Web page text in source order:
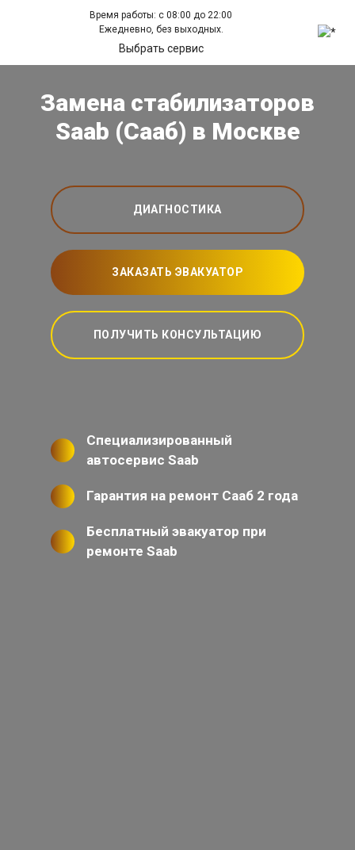
Время работы: с 08:00 до 22:00
Ежедневно, без выходных.
Выбрать сервис
Замена стабилизаторов
Saab (Сааб) в Москве
ДИАГНОСТИКА
ЗАКАЗАТЬ ЭВАКУАТОР
ПОЛУЧИТЬ КОНСУЛЬТАЦИЮ
Специализированный
автосервис Saab
Гарантия на ремонт Сааб 2 года
Бесплатный эвакуатор при
ремонте Saab